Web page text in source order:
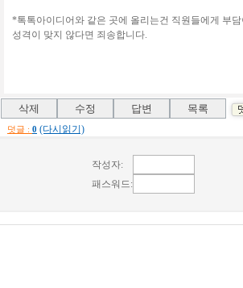
*톡톡아이디어와 같은 곳에 올리는건 직원들에게 부
성격이 맞지 않다면 죄송합니다.
덧글 : 0 (다시읽기)